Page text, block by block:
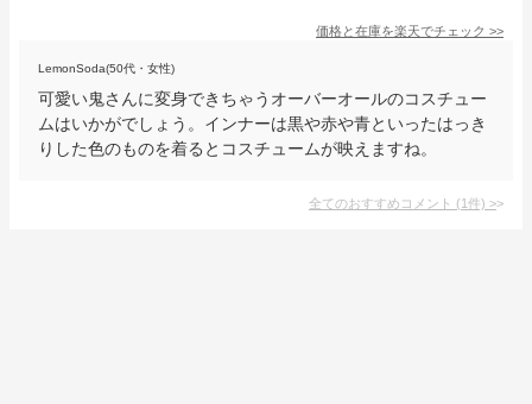
価格と在庫を楽天でチェック >>
LemonSoda(50代・女性)
可愛い鬼さんに変身できちゃうオーバーオールのコスチュー
ムはいかがでしょう。インナーは黒や赤や青といったはっき
りした色のものを着るとコスチュームが映えますね。
全てのおすすめコメント (1件) >